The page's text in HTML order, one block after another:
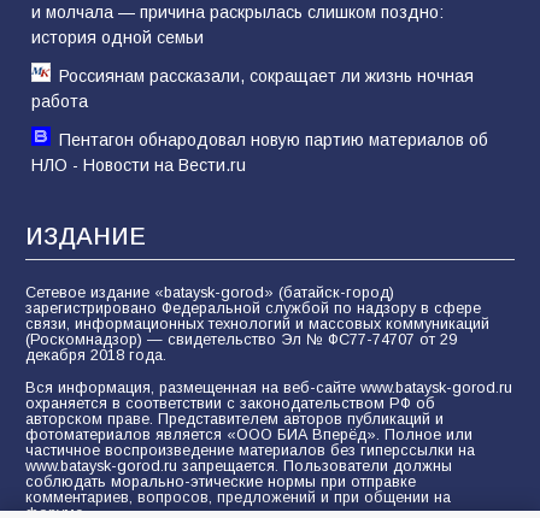
и молчала — причина раскрылась слишком поздно:
история одной семьи
Россиянам рассказали, сокращает ли жизнь ночная
работа
Пентагон обнародовал новую партию материалов об
НЛО - Новости на Вести.ru
ИЗДАНИЕ
Сетевое издание «bataysk-gorod» (батайск-город)
зарегистрировано Федеральной службой по надзору в сфере
связи, информационных технологий и массовых коммуникаций
(Роскомнадзор) — свидетельство Эл № ФС77-74707 от 29
декабря 2018 года.
Вся информация, размещенная на веб-сайте www.bataysk-gorod.ru
охраняется в соответствии с законодательством РФ об
авторском праве. Представителем авторов публикаций и
фотоматериалов является «ООО БИА Вперёд». Полное или
частичное воспроизведение материалов без гиперссылки на
www.bataysk-gorod.ru запрещается. Пользователи должны
соблюдать морально-этические нормы при отправке
комментариев, вопросов, предложений и при общении на
форуме.